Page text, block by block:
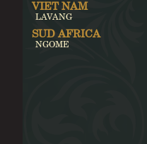
VIET NAM
LAVANG
SUD AFRICA
NGOME